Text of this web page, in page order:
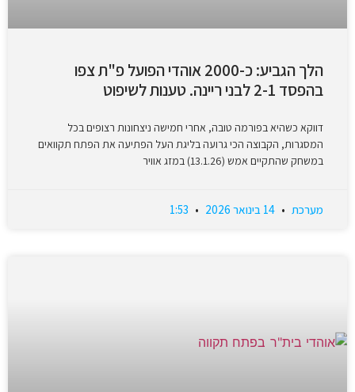
הלך הגביע: כ-2000 אוהדי הפועל פ"ת צפו
בהפסד 2-1 לבני ריינה. טענות לשיפוט
דווקא כשהיא בפורמה טובה, אחרי חמישה ניצחונות רצופים בכל
המסגרות, הקבוצה הכי גרועה בליגת העל הפתיעה את הפתח תקוואים
במשחק שהתקיים אמש (13.1.26) במזג אוויר
מערכת